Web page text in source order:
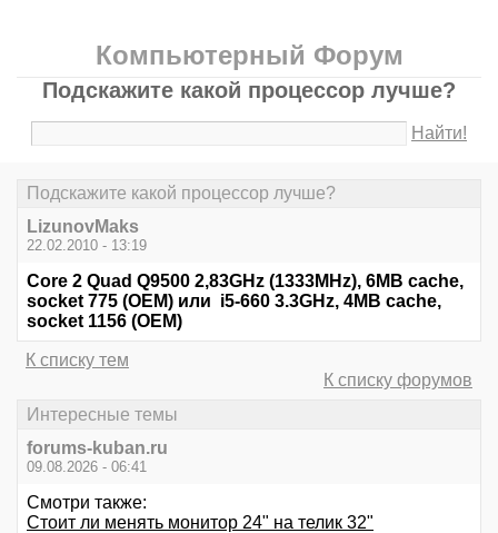
Компьютерный Форум
Подскажите какой процессор лучше?
Найти!
Подскажите какой процессор лучше?
LizunovMaks
22.02.2010 - 13:19
Core 2 Quad Q9500 2,83GHz (1333MHz), 6MB cache,
socket 775 (OEM) или i5-660 3.3GHz, 4MB cache,
socket 1156 (OEM)
К списку тем
К списку форумов
Интересные темы
forums-kuban.ru
09.08.2026 - 06:41
Смотри также:
Стоит ли менять монитор 24" на телик 32"